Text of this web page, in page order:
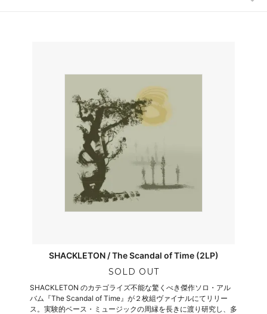
SHACKLETON / The Scandal of Time (2LP)
SOLD OUT
SHACKLETON のカテゴライズ不能な驚くべき傑作ソロ・アル
バム『The Scandal of Time』が２枚組ヴァイナルにてリリー
ス。実験的ベース・ミュージックの周縁を長きに渡り研究し、多